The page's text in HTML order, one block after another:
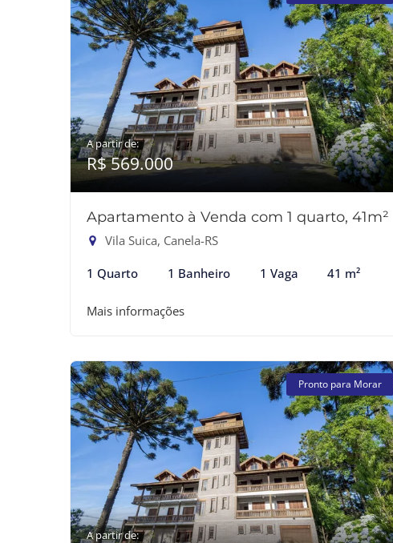
A partir de:
R$ 569.000
Apartamento à Venda com 1 quarto, 41m²
Vila Suica, Canela-RS
1 Quarto 1 Banheiro 1 Vaga 41 m²
Mais informações
Pronto para Morar
A partir de: